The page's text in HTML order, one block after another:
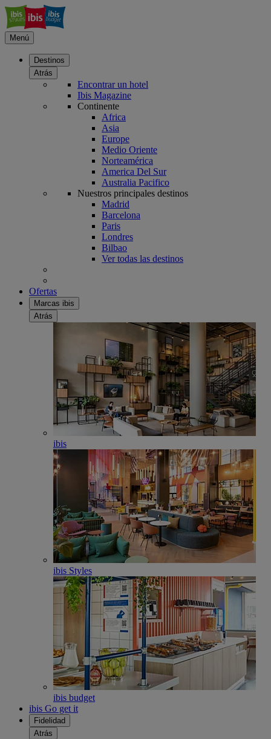
Menú
Destinos
Atrás
Encontrar un hotel
Ibis Magazine
Continente
Africa
Asia
Europe
Medio Oriente
Norteamérica
America Del Sur
Australia Pacifico
Nuestros principales destinos
Madrid
Barcelona
Paris
Londres
Bilbao
Ver todas las destinos
Ofertas
Marcas ibis
Atrás
ibis
ibis Styles
ibis budget
ibis Go get it
Fidelidad
Atrás